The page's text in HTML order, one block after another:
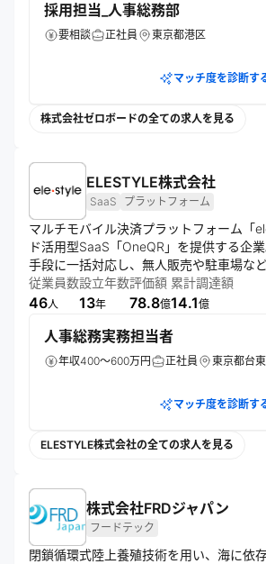
採用担当_人事総務部
要相談 正社員 東京都港区
マッチ度を診断す
株式会社ゼロボードの全ての求人を見る
ELESTYLE株式会社
SaaS プラットフォーム
マルチモバイル決済プラットフォーム「
ド活用型SaaS「OneQR」を提供する企
手段に一括対応し、無人販売や駐車場な
化を実現。高いセキュリティ水準を維持
引実績も豊富。
従業員数
46人
設立年数
13年
評価額
78.8億
累計調達額
14.1億
人事総務実務担当者
年収400～600万円 正社員 東京都台
マッチ度を診断す
ELESTYLE株式会社の全ての求人を見る
株式会社FRDジャパン
フードテック
閉鎖循環式陸上養殖技術を用い、海に依